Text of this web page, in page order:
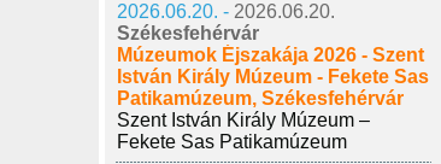
2026.06.20. - 2026.06.20.
Székesfehérvár
Múzeumok Éjszakája 2026 - Szent
István Király Múzeum - Fekete Sas
Patikamúzeum, Székesfehérvár
Szent István Király Múzeum –
Fekete Sas Patikamúzeum